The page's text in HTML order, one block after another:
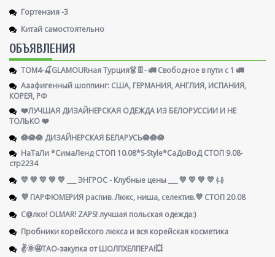
Гортензия -3
Китай самостоятельно
ОБЪЯВЛЕНИЯ
ТОМ4-🍒GLAMOURная Турция👗👖- 🚛 Свободное в пути с 1 🚛
Ааафигенный шоппинг: США, ГЕРМАНИЯ, АНГЛИЯ, ИСПАНИЯ,
КОРЕЯ, РФ
❤️ЛУЧШАЯ ДИЗАЙНЕРСКАЯ ОДЕЖДА ИЗ БЕЛОРУССИИ И НЕ
ТОЛЬКО ❤️
🪷🪷🪷 ДИЗАЙНЕРСКАЯ БЕЛАРУСЬ🪷🪷🪷
НаТаЛи *СимаЛенд СТОП 10.08*S-Style*СаДоВоД СТОП 9.08-
стр2234
💛 💚 💛 💚 💛 ___ ЭНГРОС - Клубные цены ___ 💚 💛 💚 💛 ㈏
💜 ПАРФЮМЕРИЯ распив. Люкс, ниша, селектив.💜 СТОП 20.08
С@лко! OLMAR! ZAPS! лучшая польская одежда:)
Пробники корейского люкса и вся корейская косметика
✌️🌞🤩ТАО-закупка от ШОЛПХЕЛПЕРА!💥